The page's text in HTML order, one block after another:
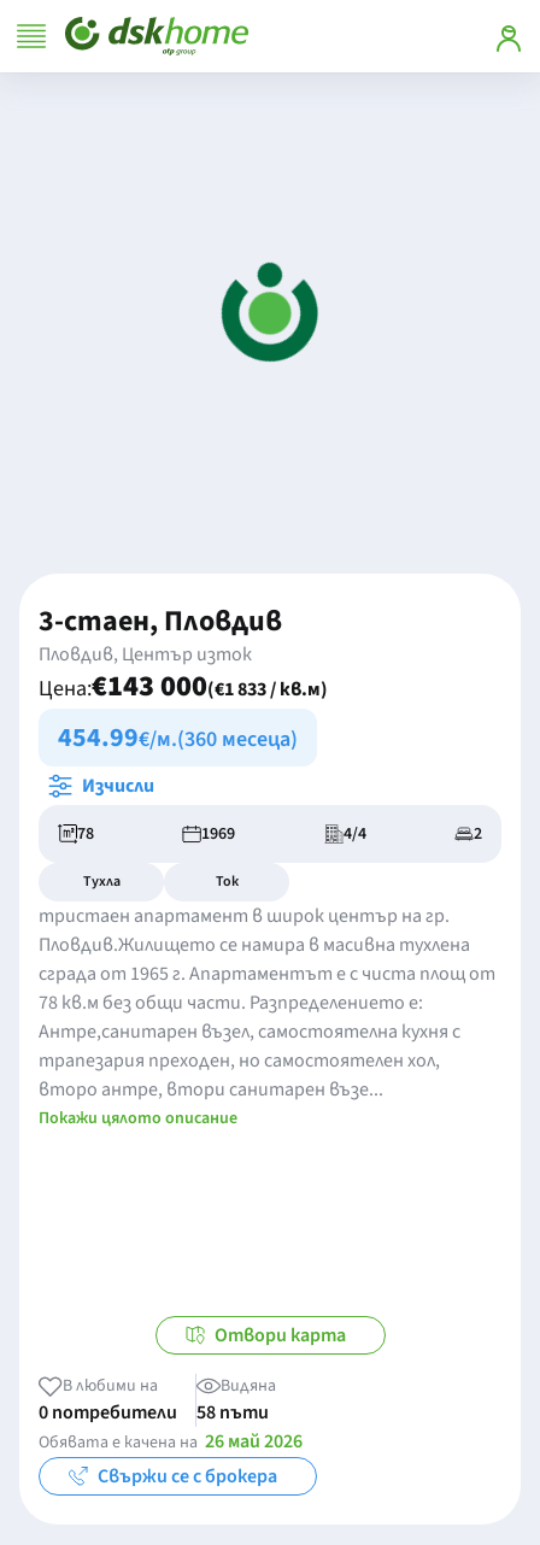
3-стаен, Пловдив
Пловдив, Център изток
Цена:€143 000(€1 833 / кв.м)
454.99€/м.(360 месеца)
Изчисли
78 1969 4/4 2
Тухла Ток
тристаен апартамент в широк център на гр.
Пловдив.Жилището се намира в масивна тухлена
сграда от 1965 г. Апартаментът е с чиста площ от
78 кв.м без общи части. Разпределението е:
Антре,санитарен възел, самостоятелна кухня с
трапезария преходен, но самостоятелен хол,
второ антре, втори санитарен възе...
Покажи цялото описание
Отвори карта
В любими на
0 потребители
Видяна
58 пъти
Обявата е качена на 26 май 2026
Свържи се с брокера